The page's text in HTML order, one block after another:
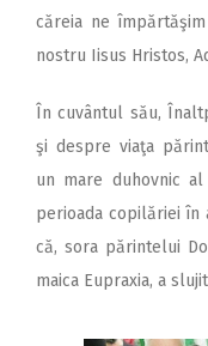
căreia ne
nostru Iisus Hristos,
În cuvântul său,
şi despre viaţa
un mare duhovnic
perioada copilăriei în
că, sora părintelui
maica Eupraxia, a